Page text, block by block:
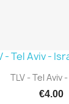
Quick
TLV - Tel Aviv
€4.00